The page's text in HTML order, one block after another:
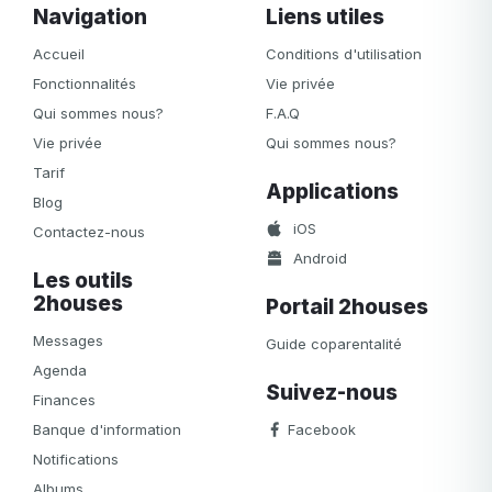
Navigation
Accueil
Fonctionnalités
Qui sommes nous?
Vie privée
Tarif
Blog
Contactez-nous
Les outils
2houses
Messages
Agenda
Finances
Banque d'information
Notifications
Liens utiles
Conditions d'utilisation
Vie privée
F.A.Q
Qui sommes nous?
Applications
iOS
Android
Portail 2houses
Guide coparentalité
Suivez-nous
Facebook